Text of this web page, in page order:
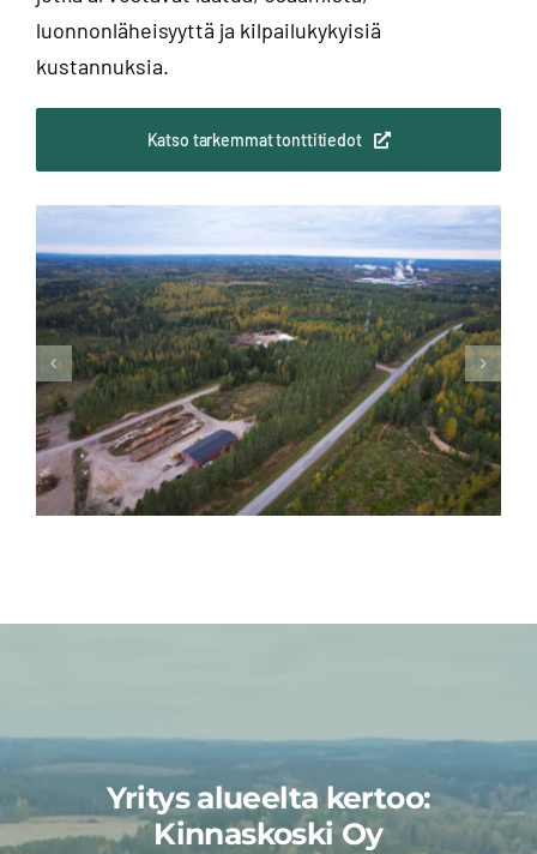
luonnonläheisyyttä ja kilpailukykyisiä
kustannuksia.
Katso tarkemmat tonttitiedot
Yritys alueelta kertoo:
Kinnaskoski Oy